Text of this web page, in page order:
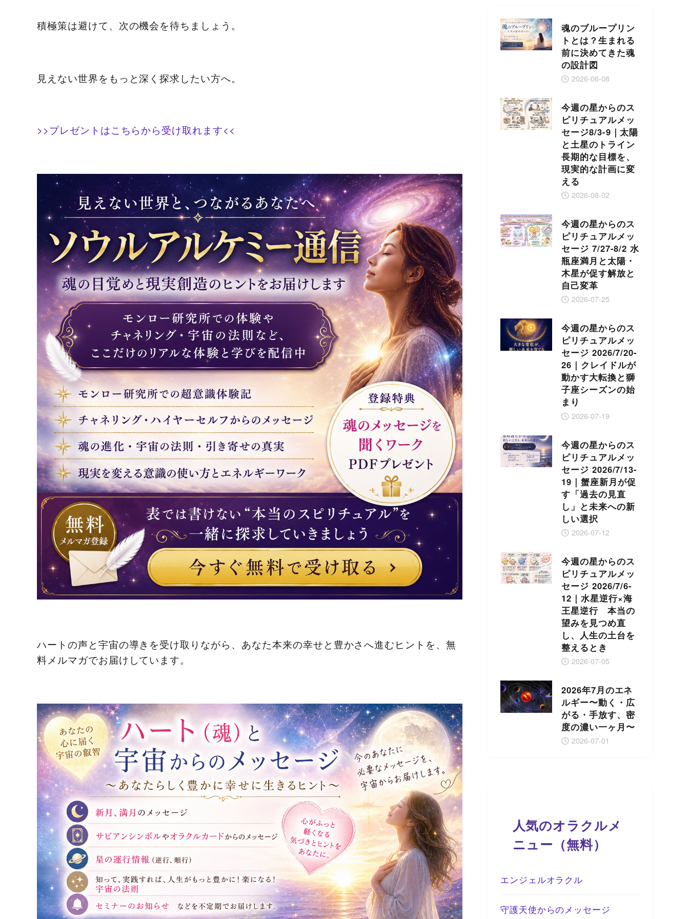
積極策は避けて、次の機会を待ちましょう。
見えない世界をもっと深く探求したい方へ。
>>プレゼントはこちらから受け取れます<<
ハートの声と宇宙の導きを受け取りながら、あなた本来の幸せと豊かさへ進むヒントを、無
料メルマガでお届けしています。
魂のブループリン
トとは？生まれる
前に決めてきた魂
の設計図
2026-06-08
今週の星からのス
ピリチュアルメッ
セージ8/3-9｜太陽
と土星のトライン
長期的な目標を、
現実的な計画に変
える
2026-08-02
今週の星からのス
ピリチュアルメッ
セージ 7/27-8/2 水
瓶座満月と太陽・
木星が促す解放と
自己変革
2026-07-25
今週の星からのス
ピリチュアルメッ
セージ 2026/7/20-
26｜クレイドルが
動かす大転換と獅
子座シーズンの始
まり
2026-07-19
今週の星からのス
ピリチュアルメッ
セージ 2026/7/13-
19｜蟹座新月が促
す「過去の見直
し」と未来への新
しい選択
2026-07-12
今週の星からのス
ピリチュアルメッ
セージ 2026/7/6-
12｜水星逆行×海
王星逆行 本当の
望みを見つめ直
し、人生の土台を
整えるとき
2026-07-05
2026年7月のエネ
ルギー〜動く・広
がる・手放す、密
度の濃い一ヶ月〜
2026-07-01
人気のオラクルメ
ニュー（無料）
エンジェルオラクル
守護天使からのメッセージ